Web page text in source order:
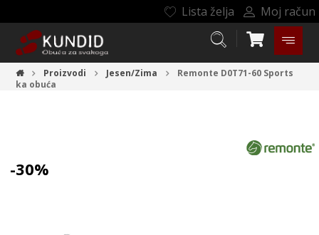
Lista želja Moj račun
Proizvodi Jesen/Zima Remonte D0T71-60 Sports
ka obuća
-30%